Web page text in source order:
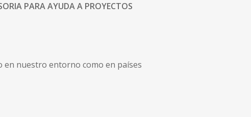
PARA AYUDA A PROYECTOS
en nuestro entorno como en países